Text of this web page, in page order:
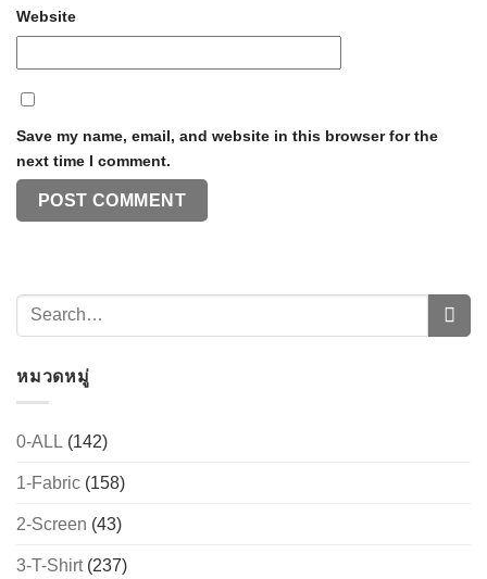
Website
Save my name, email, and website in this browser for the
next time I comment.
หมวดหมู่
0-ALL (142)
1-Fabric (158)
2-Screen (43)
3-T-Shirt(237)